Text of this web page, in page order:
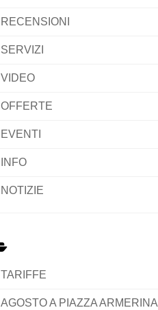
RECENSIONI
SERVIZI
VIDEO
OFFERTE
EVENTI
INFO
NOTIZIE
TARIFFE
AGOSTO A PIAZZA ARMERINA